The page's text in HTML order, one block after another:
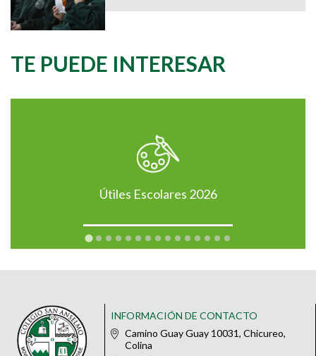
TE PUEDE INTERESAR
Útiles Escolares 2026
INFORMACIÓN DE CONTACTO
Camino Guay Guay 10031, Chicureo,
Colina